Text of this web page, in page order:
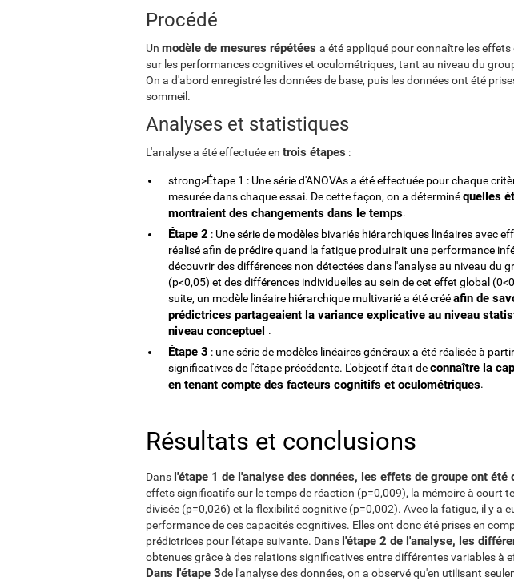
Procédé
Un modèle de mesures répétées a été appliqué pour connaître les effets
sur les performances cognitives et oculométriques, tant au niveau du
On a d'abord enregistré les données de base, puis les données ont été
sommeil.
Analyses et statistiques
L'analyse a été effectuée en trois étapes :
strong>Étape 1 : Une série d'ANOVAs a été effectuée pour chaque
mesurée dans chaque essai. De cette façon, on a déterminéquelles
montraient des changements dans le temps.
Étape 2 : Une série de modèles bivariés hiérarchiques linéaires avec
réalisé afin de prédire quand la fatigue produirait une performance
découvrir des différences non détectées dans l'analyse au niveau du
(p<0,05) et des différences individuelles au sein de cet effet global
suite, un modèle linéaire hiérarchique multivarié a été crééafin de
prédictrices partageaient la variance explicative au niveau
niveau conceptuel .
Étape 3 : une série de modèles linéaires généraux a été réalisée à
significatives de l'étape précédente. L'objectif était deconnaître la
en tenant compte des facteurs cognitifs et oculométriques.
Résultats et conclusions
Dans l'étape 1 de l'analyse des données, les effets de groupe ont été
effets significatifs sur le temps de réaction (p=0,009), la mémoire à court
divisée (p=0,026) et la flexibilité cognitive (p=0,002). Avec la fatigue, il y a
performance de ces capacités cognitives. Elles ont donc été prises en
prédictrices pour l'étape suivante. Dans l'étape 2 de l'analyse, les
obtenues grâce à des relations significatives entre différentes variables à
Dans l'étape 3de l'analyse des données, on a observé qu'en utilisant